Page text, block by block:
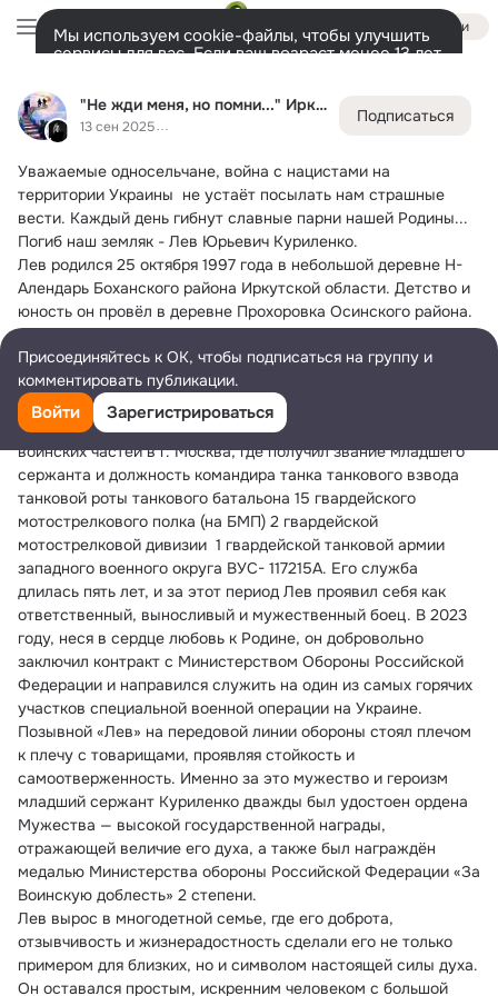
"Не жди меня, но помни..." Иркутская область
13 сен 2025
Подписаться
Уважаемые односельчане, война с нацистами на
территории Украины  не устаёт посылать нам страшные
вести. Каждый день гибнут славные парни нашей Родины...
Погиб наш земляк - Лев Юрьевич Куриленко.
Лев родился 25 октября 1997 года в небольшой деревне Н-
Алендарь Боханского района Иркутской области. Детство и
юность он провёл в деревне Прохоровка Осинского района.
С юных лет Лев отличался тягой к знаниям и стойкостью
характера – после пятого класса он поступил в Усольское
Кадетское училище, где провёл два года, формируя основу
будущего воина и защитника Отечества.
В 2016 году он был призван на срочную службу в одну из
воинских частей в г. Москва, где получил звание младшего
сержанта и должность командира танка танкового взвода
танковой роты танкового батальона 15 гвардейского
мотострелкового полка (на БМП) 2 гвардейской
мотострелковой дивизии  1 гвардейской танковой армии
западного военного округа ВУС- 117215А. Его служба
длилась пять лет, и за этот период Лев проявил себя как
ответственный, выносливый и мужественный боец. В 2023
году, неся в сердце любовь к Родине, он добровольно
заключил контракт с Министерством Обороны Российской
Федерации и направился служить на один из самых горячих
участков специальной военной операции на Украине.
Позывной «Лев» на передовой линии обороны стоял плечом
к плечу с товарищами, проявляя стойкость и
самоотверженность. Именно за это мужество и героизм
младший сержант Куриленко дважды был удостоен ордена
Мужества — высокой государственной награды,
отражающей величие его духа, а также был награждён
медалью Министерства обороны Российской Федерации «За
Воинскую доблесть» 2 степени.
Лев вырос в многодетной семье, где его доброта,
отзывчивость и жизнерадостность сделали его не только
примером для близких, но и символом настоящей силы духа.
Он оставался простым, искренним человеком с большой
Войти
Мы используем cookie-файлы, чтобы улучшить
сервисы для вас. Если ваш возраст менее 13 лет,
представитель.
Разрешить все Настроить
Лента Участники Ещё
Дополнительная
колонка
Всё1 109 Обсуждаемые
Присоединяйтесь к ОК, чтобы подписаться на группу и
комментировать публикации.
Войти Зарегистрироваться